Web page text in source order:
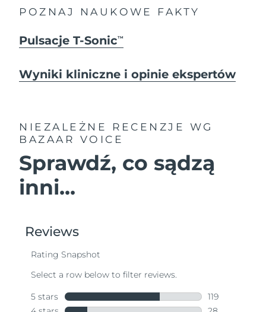
POZNAJ NAUKOWE FAKTY
Pulsacje T-SonicTM
Wyniki kliniczne i opinie ekspertów
NIEZALEŻNE RECENZJE
WG
BAZAAR VOICE
Sprawdź, co sądzą
inni...